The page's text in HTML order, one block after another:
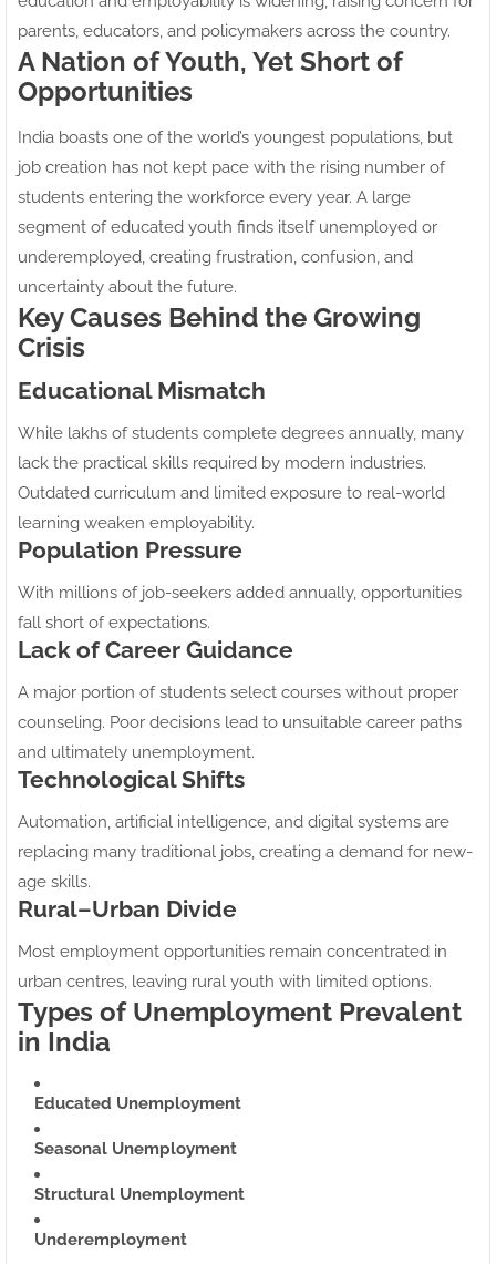
parents, educators, and policymakers across the country.
A Nation of Youth, Yet Short of
Opportunities
India boasts one of the world’s youngest populations, but
job creation has not kept pace with the rising number of
students entering the workforce every year. A large
segment of educated youth finds itself unemployed or
underemployed, creating frustration, confusion, and
uncertainty about the future.
Key Causes Behind the Growing
Crisis
Educational Mismatch
While lakhs of students complete degrees annually, many
lack the practical skills required by modern industries.
Outdated curriculum and limited exposure to real-world
learning weaken employability.
Population Pressure
With millions of job-seekers added annually, opportunities
fall short of expectations.
Lack of Career Guidance
A major portion of students select courses without proper
counseling. Poor decisions lead to unsuitable career paths
and ultimately unemployment.
Technological Shifts
Automation, artificial intelligence, and digital systems are
replacing many traditional jobs, creating a demand for new-
age skills.
Rural–Urban Divide
Most employment opportunities remain concentrated in
urban centres, leaving rural youth with limited options.
Types of Unemployment Prevalent
in India
Educated Unemployment
Seasonal Unemployment
Structural Unemployment
Underemployment